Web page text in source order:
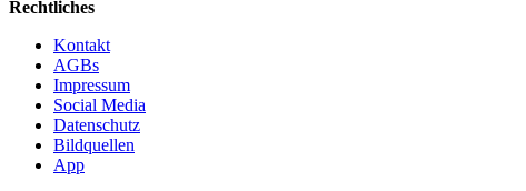
Rechtliches
Kontakt
AGBs
Impressum
Social Media
Datenschutz
Bildquellen
App